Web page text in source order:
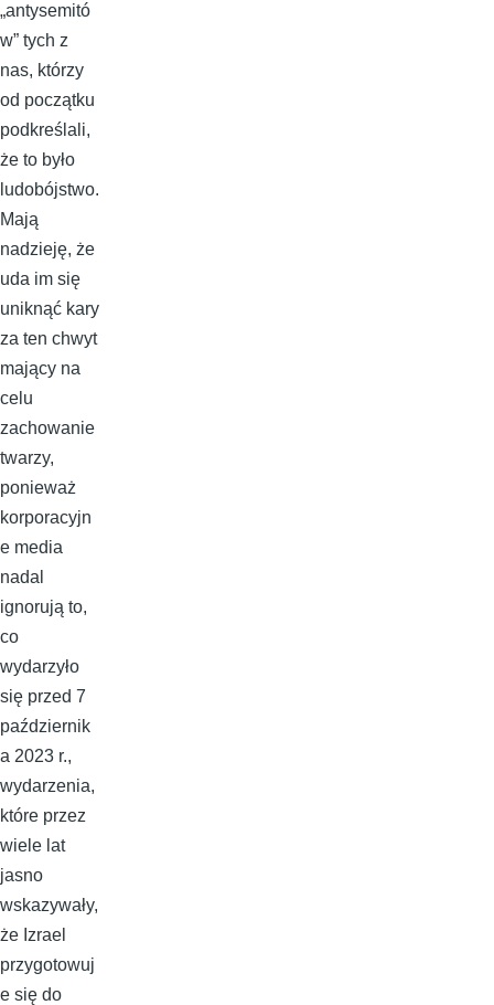
„antysemitó
w” tych z
nas, którzy
od początku
podkreślali,
że to było
ludobójstwo.
Mają
nadzieję, że
uda im się
uniknąć kary
za ten chwyt
mający na
celu
zachowanie
twarzy,
ponieważ
korporacyjn
e media
nadal
ignorują to,
co
wydarzyło
się przed 7
październik
a 2023 r.,
wydarzenia,
które przez
wiele lat
jasno
wskazywały,
że Izrael
przygotowuj
e się do